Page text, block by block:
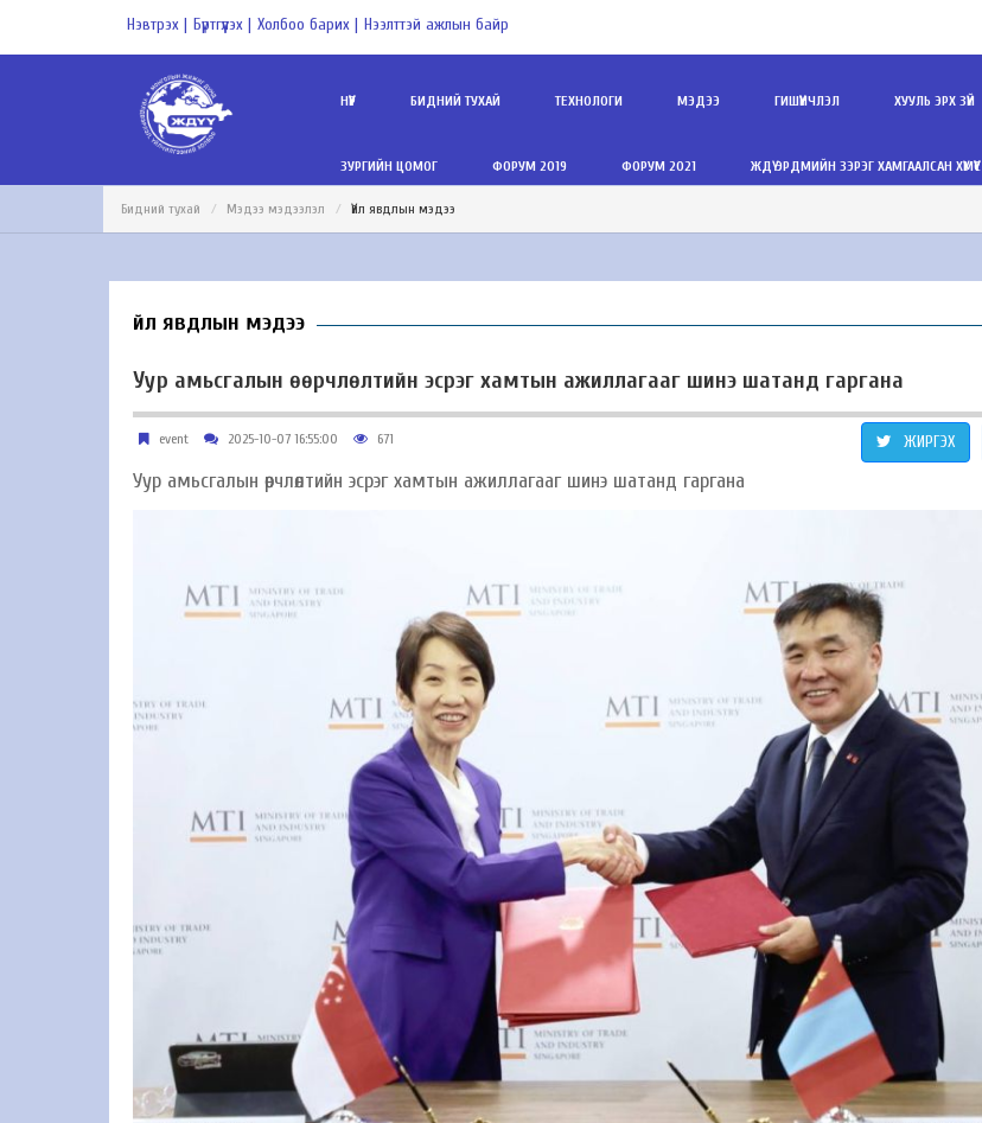
Нэвтрэх | Бүртгүүлэх | Холбоо барих | Нээлттэй ажлын байр
НҮҮР БИДНИЙ ТУХАЙ ТЕХНОЛОГИ МЭДЭЭ ГИШҮҮНЧЛЭЛ ХУУЛЬ ЭРХ ЗҮЙ
ЗУРГИЙН ЦОМОГ ФОРУМ 2019 ФОРУМ 2021 ЖДҮ ЭРДМИЙН ЗЭРЭГ ХАМГААЛСАН ХҮМҮҮС
Бидний тухай Мэдээ мэдээлэл Үйл явдлын мэдээ
Үйл явдлын мэдээ
Уур амьсгалын өөрчлөлтийн эсрэг хамтын ажиллагааг шинэ шатанд гаргана
event 2025-10-07 16:55:00 671 ЖИРГЭХ
Уур амьсгалын өөрчлөлтийн эсрэг хамтын ажиллагааг шинэ шатанд гаргана